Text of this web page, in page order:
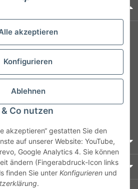
akzeptieren
Konfigurieren
Ablehnen
Co nutzen
akzeptieren“ gestatten Sie den
auf unserer Website: YouTube,
Google Analytics 4. Sie können
ändern (Fingerabdruck-Icon links
finden Sie unter Konfigurieren und
.